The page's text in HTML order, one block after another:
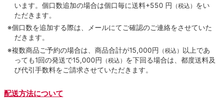
います。個口数追加の場合は個口毎に送料+550 円 （税込） をい
ただきます。
※個口数を追加する際は、メールにてご確認のご連絡をさせていた
だきます。
※複数商品ご予約の場合は、商品合計が15,000円 （税込） 以上であ
っても1回の発送で15,000円 （税込） を下回る場合は、都度送料及
び代引手数料をご請求させていただきます。
配送方法について